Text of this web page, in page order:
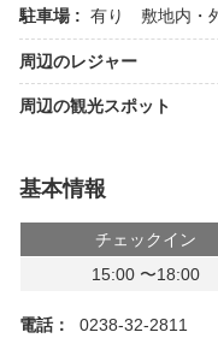
駐車場 : 有り 敷地内・
周辺のレジャー
周辺の観光スポット
基本情報
チェックイン
15:00 〜18:00
電話：
0238-32-2811